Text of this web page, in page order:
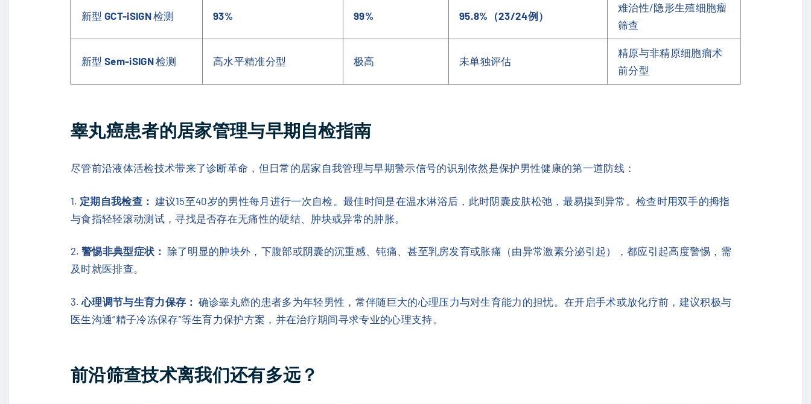
新型 GCT-iSIGN检测 93% 99% 95.8%（23/24例）
难治性/隐形生殖细胞瘤
筛查
新型 Sem-iSIGN检测 高水平精准分型 极高 未单独评估
精原与非精原细胞瘤术
前分型
睾丸癌患者的居家管理与早期自检指南
尽管前沿液体活检技术带来了诊断革命，但日常的居家自我管理与早期警示信号的识别依然是保护男性健康的第一道防线：
1. 定期自我检查： 建议15至40岁的男性每月进行一次自检。最佳时间是在温水淋浴后，此时阴囊皮肤松弛，最易摸到异常。检查时用双手的拇指
与食指轻轻滚动测试，寻找是否存在无痛性的硬结、肿块或异常的肿胀。
2. 警惕非典型症状： 除了明显的肿块外，下腹部或阴囊的沉重感、钝痛、甚至乳房发育或胀痛（由异常激素分泌引起），都应引起高度警惕，需
及时就医排查。
3.心理调节与生育力保存： 确诊睾丸癌的患者多为年轻男性，常伴随巨大的心理压力与对生育能力的担忧。在开启手术或放化疗前，建议积极与
医生沟通“精子冷冻保存”等生育力保护方案，并在治疗期间寻求专业的心理支持。
前沿筛查技术离我们还有多远？